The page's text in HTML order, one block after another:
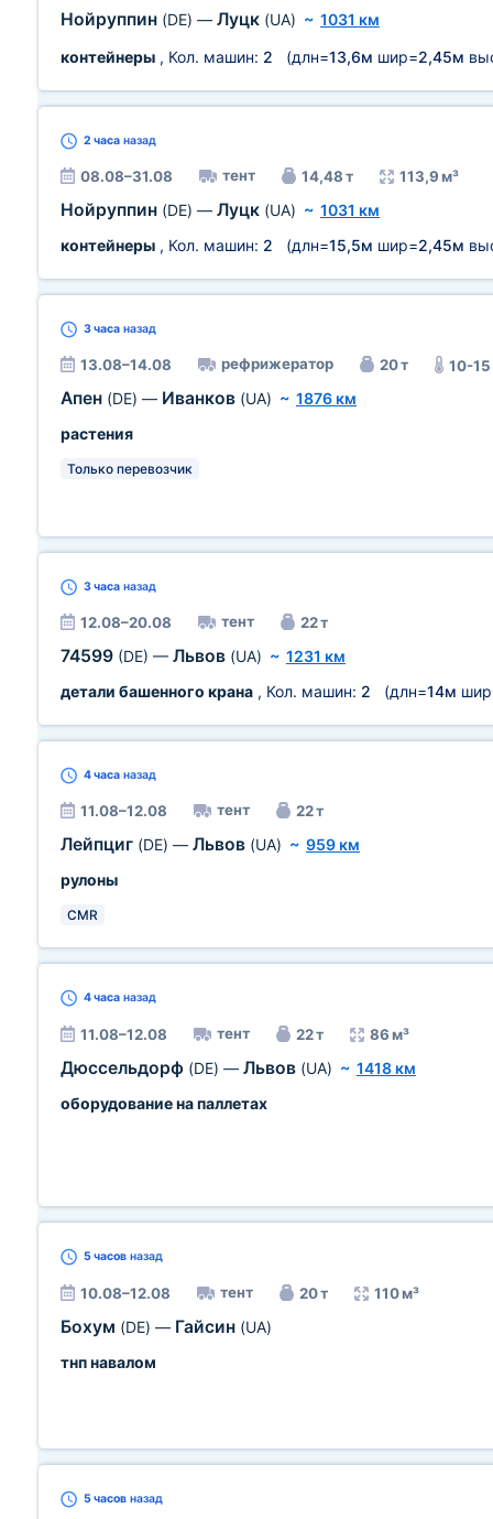
Нойруппин (DE) — Луцк (UA) ~ 1031 км
контейнеры , Кол. машин: 2 (длн=13,6м шир=2,45м
2 часа назад
08.08–31.08 тент 14,48 т 113,9 м³
Нойруппин (DE) — Луцк (UA) ~ 1031 км
контейнеры , Кол. машин: 2 (длн=15,5м шир=2,45м
3 часа назад
13.08–14.08 рефрижератор 20 т 10-15
Апен (DE) — Иванков (UA) ~ 1876 км
растения
Только перевозчик
3 часа назад
12.08–20.08 тент 22 т
74599 (DE) — Львов (UA) ~ 1231 км
детали башенного крана , Кол. машин: 2 (длн=14м
4 часа назад
11.08–12.08 тент 22 т
Лейпциг (DE) — Львов (UA) ~ 959 км
рулоны
CMR
4 часа назад
11.08–12.08 тент 22 т 86 м³
Дюссельдорф (DE) — Львов (UA) ~ 1418 км
оборудование на паллетах
5 часов назад
10.08–12.08 тент 20 т 110 м³
Бохум (DE) — Гайсин (UA)
тнп навалом
5 часов назад